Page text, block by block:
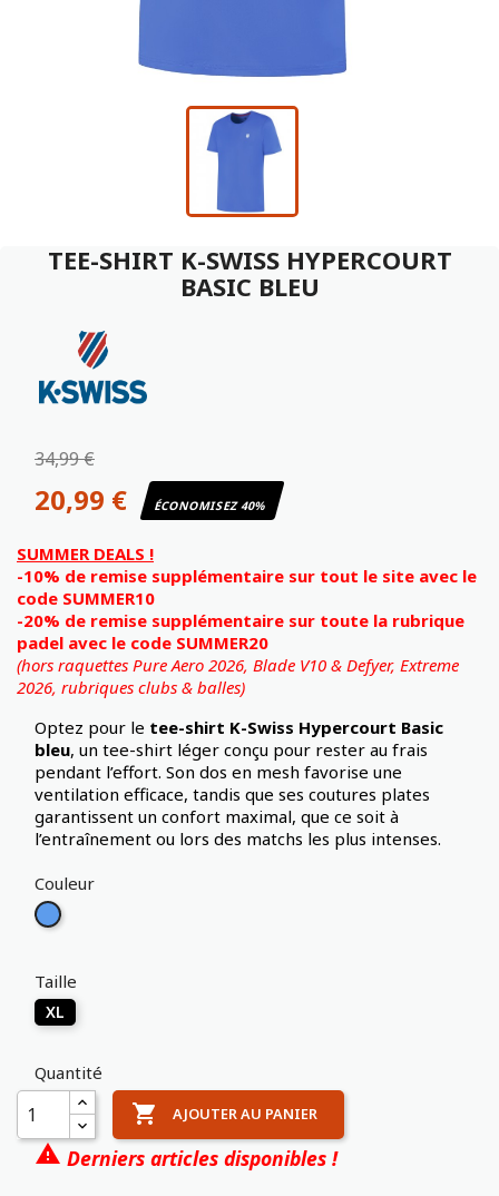
TEE-SHIRT K-SWISS HYPERCOURT
BASIC BLEU
34,99 €
20,99 € ÉCONOMISEZ 40%
SUMMER DEALS !
-10% de remise supplémentaire sur tout le site avec le
code SUMMER10
-20% de remise supplémentaire sur toute la rubrique
padel avec le code SUMMER20
(hors raquettes Pure Aero 2026, Blade V10 & Defyer, Extreme
2026, rubriques clubs & balles)
Optez pour le tee-shirt K-Swiss Hypercourt Basic
bleu, un tee-shirt léger conçu pour rester au frais
pendant l’effort. Son dos en mesh favorise une
ventilation efficace, tandis que ses coutures plates
garantissent un confort maximal, que ce soit à
l’entraînement ou lors des matchs les plus intenses.
Couleur
Bleu
Taille
XL
Quantité
 AJOUTER AU PANIER
 Derniers articles disponibles !